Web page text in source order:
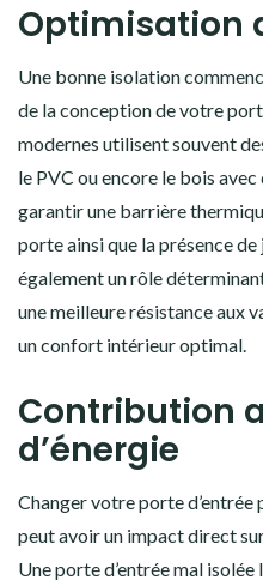
Optimisation
Une bonne isolation
de la conception de votre
modernes utilisent souvent
le PVC ou encore le bois
garantir une barrière
porte ainsi que la présence
également un rôle
une meilleure résistance aux
un confort intérieur optimal.
Contribution
d’énergie
Changer votre porte
peut avoir un impact direct
Une porte d’entrée mal